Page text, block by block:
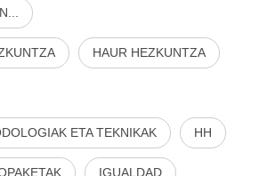
HAUR HEZKUNTZA
ETA TEKNIKAK HH
IGUALDAD